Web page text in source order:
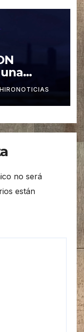
ultimo
no será
están